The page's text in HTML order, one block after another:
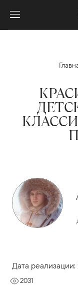
Дата реализации:
2031